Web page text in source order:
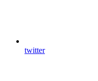
twitter